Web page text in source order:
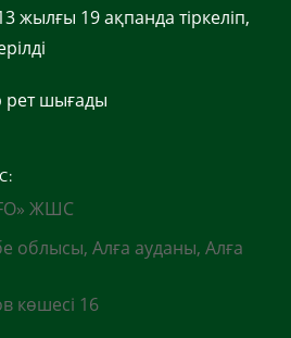
жылғы 19 ақпанда тіркеліп,
рет шығады
ЖШС
облысы, Алға ауданы, Алға
көшесі 16